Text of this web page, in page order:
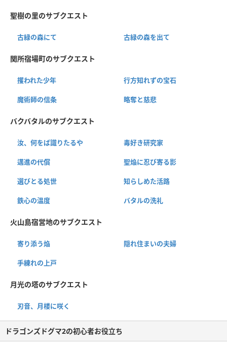
聖樹の里のサブクエスト
古緑の森にて 古緑の森を出て
関所宿場町のサブクエスト
攫われた少年 行方知れずの宝石
魔術師の信条 略奪と慈悲
バクバタルのサブクエスト
汝、何をば識りたるや 毒好き研究家
邁進の代償 聖焔に忍び寄る影
選びとる処世 知らしめた活路
鉄心の温度 バタルの洗礼
火山島宿営地のサブクエスト
寄り添う焔 隠れ住まいの夫婦
手練れの上戸
月光の塔のサブクエスト
刃音、月楼に咲く
ドラゴンズドグマ2の初心者お役立ち